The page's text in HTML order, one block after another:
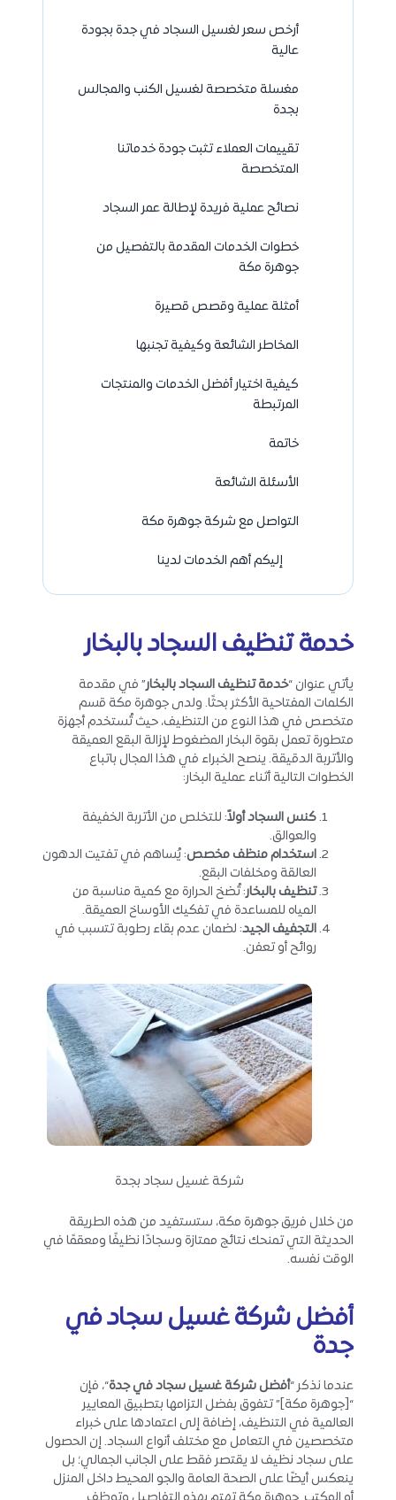
أرخص سعر لغسيل السجاد في جدة بجودة
عالية
مغسلة متخصصة لغسيل الكنب والمجالس
بجدة
تقييمات العملاء تثبت جودة خدماتنا
المتخصصة
نصائح عملية فريدة لإطالة عمر السجاد
خطوات الخدمات المقدمة بالتفصيل من
جوهرة مكة
أمثلة عملية وقصص قصيرة
المخاطر الشائعة وكيفية تجنبها
كيفية اختيار أفضل الخدمات والمنتجات
المرتبطة
خاتمة
الأسئلة الشائعة
التواصل مع شركة جوهرة مكة
إليكم أهم الخدمات لدينا
خدمة تنظيف السجاد بالبخار
يأتي عنوان “خدمة تنظيف السجاد بالبخار” في مقدمة
الكلمات المفتاحية الأكثر بحثًا. ولدى جوهرة مكة قسم
متخصص في هذا النوع من التنظيف، حيث تُستخدم أجهزة
متطورة تعمل بقوة البخار المضغوط لإزالة البقع العميقة
والأتربة الدقيقة. ينصح الخبراء في هذا المجال باتباع
الخطوات التالية أثناء عملية البخار:
كنس السجاد أولاً: للتخلص من الأتربة الخفيفة
والعوالق.
استخدام منظف مخصص: يُساهم في تفتيت الدهون
العالقة ومخلفات البقع.
تنظيف بالبخار: تُضخ الحرارة مع كمية مناسبة من
المياه للمساعدة في تفكيك الأوساخ العميقة.
التجفيف الجيد: لضمان عدم بقاء رطوبة تتسبب في
روائح أو تعفن.
شركة غسيل سجاد بجدة
من خلال فريق جوهرة مكة، ستستفيد من هذه الطريقة
الحديثة التي تمنحك نتائج ممتازة وسجادًا نظيفًا ومعقمًا في
الوقت نفسه.
أفضل شركة غسيل سجاد في
جدة
عندما نذكر “أفضل شركة غسيل سجاد في جدة“، فإن
“[جوهرة مكة]” تتفوق بفضل التزامها بتطبيق المعايير
العالمية في التنظيف، إضافة إلى اعتمادها على خبراء
متخصصين في التعامل مع مختلف أنواع السجاد. إن الحصول
على سجاد نظيف لا يقتصر فقط على الجانب الجمالي؛ بل
ينعكس أيضًا على الصحة العامة والجو المحيط داخل المنزل